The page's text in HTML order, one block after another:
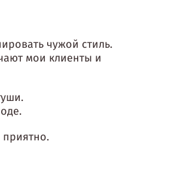
чужой стиль.
мои клиенты и
приятно.